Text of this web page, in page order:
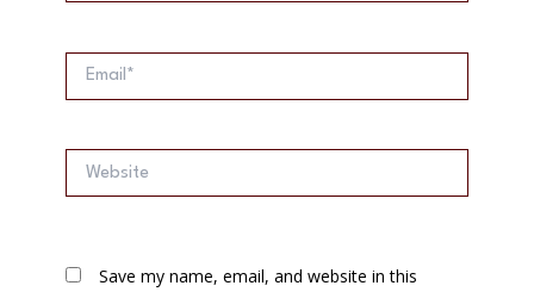
Email*
Website
Save my name, email, and website in this